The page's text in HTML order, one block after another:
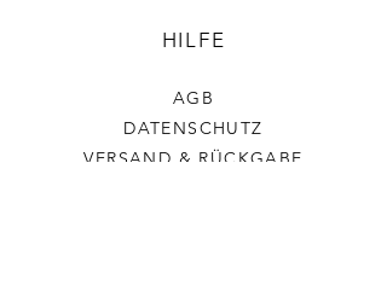
HILFE
AGB
DATENSCHUTZ
VERSAND & RÜCKGABE